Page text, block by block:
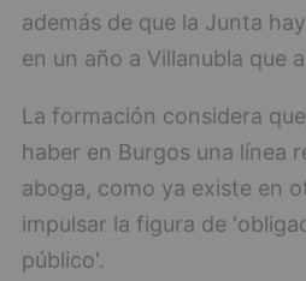
además de que la Junta
en un año a Villanubla que
La formación considera
haber en Burgos una línea
aboga, como ya existe en
impulsar la figura de
público'.